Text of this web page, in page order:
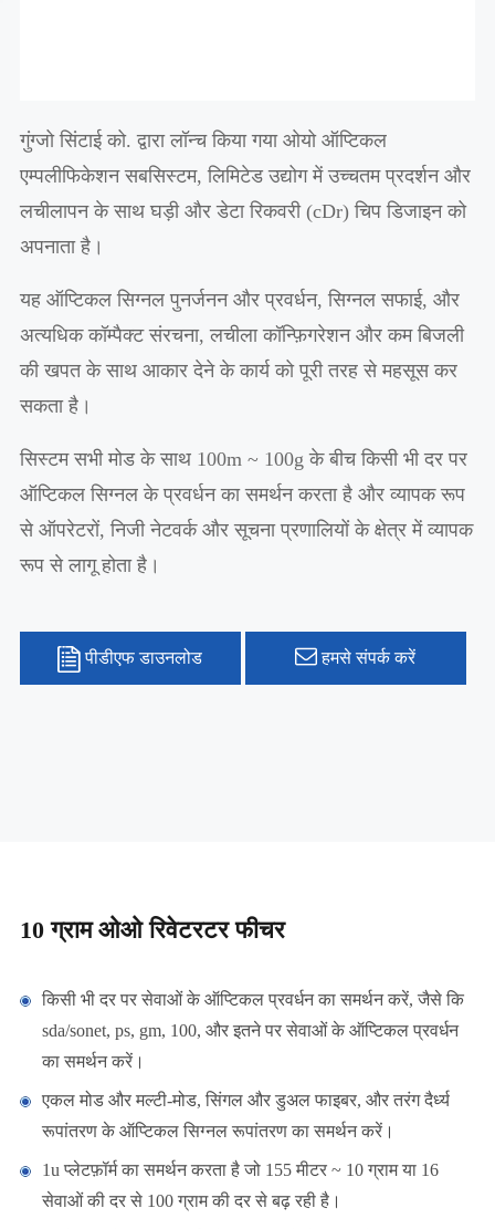
गुंग्जो सिंटाई को. द्वारा लॉन्च किया गया ओयो ऑप्टिकल
एम्पलीफिकेशन सबसिस्टम, लिमिटेड उद्योग में उच्चतम प्रदर्शन और
लचीलापन के साथ घड़ी और डेटा रिकवरी (cDr) चिप डिजाइन को
अपनाता है।
यह ऑप्टिकल सिग्नल पुनर्जनन और प्रवर्धन, सिग्नल सफाई, और
अत्यधिक कॉम्पैक्ट संरचना, लचीला कॉन्फ़िगरेशन और कम बिजली
की खपत के साथ आकार देने के कार्य को पूरी तरह से महसूस कर
सकता है।
सिस्टम सभी मोड के साथ 100m ~ 100g के बीच किसी भी दर पर
ऑप्टिकल सिग्नल के प्रवर्धन का समर्थन करता है और व्यापक रूप
से ऑपरेटरों, निजी नेटवर्क और सूचना प्रणालियों के क्षेत्र में व्यापक
रूप से लागू होता है।
पीडीएफ डाउनलोड हमसे संपर्क करें
10 ग्राम ओओ रिवेटरटर फीचर
किसी भी दर पर सेवाओं के ऑप्टिकल प्रवर्धन का समर्थन करें, जैसे कि
sda/sonet, ps, gm, 100, और इतने पर सेवाओं के ऑप्टिकल प्रवर्धन
का समर्थन करें।
एकल मोड और मल्टी-मोड, सिंगल और डुअल फाइबर, और तरंग दैर्ध्य
रूपांतरण के ऑप्टिकल सिग्नल रूपांतरण का समर्थन करें।
1u प्लेटफ़ॉर्म का समर्थन करता है जो 155 मीटर ~ 10 ग्राम या 16
सेवाओं की दर से 100 ग्राम की दर से बढ़ रही है।